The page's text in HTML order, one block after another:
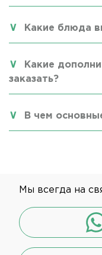
Какие блюда
Какие
заказать?
В чем
Мы всегда на